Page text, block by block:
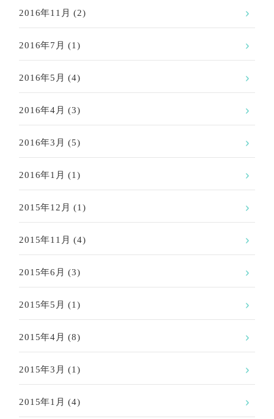
2016年11月 (2)
2016年7月 (1)
2016年5月 (4)
2016年4月 (3)
2016年3月 (5)
2016年1月 (1)
2015年12月 (1)
2015年11月 (4)
2015年6月 (3)
2015年5月 (1)
2015年4月 (8)
2015年3月 (1)
2015年1月 (4)